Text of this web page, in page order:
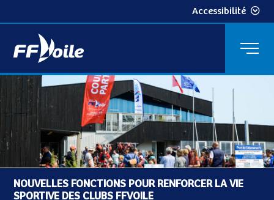
Accessibilité
NOUVELLES FONCTIONS POUR RENFORCER LA VIE
SPORTIVE DES CLUBS FFVOILE